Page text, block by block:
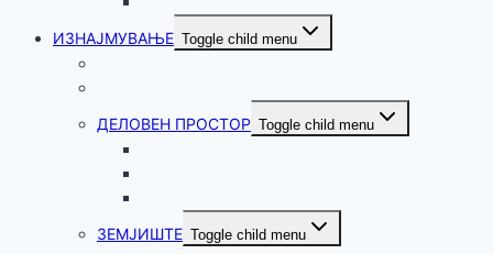
ИЗНАЈМУВАЊЕ Toggle child menu
ДЕЛОВЕН ПРОСТОР Toggle child menu
ЗЕМЈИШТЕ Toggle child menu